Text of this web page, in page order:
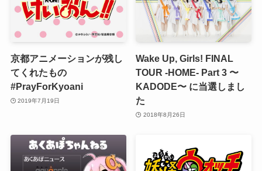
京都アニメーションが残し
てくれたもの
#PrayForKyoani
2019年7月19日
Wake Up, Girls! FINAL
TOUR -HOME- Part 3 〜
KADODE〜 に当選しまし
た
2018年8月26日